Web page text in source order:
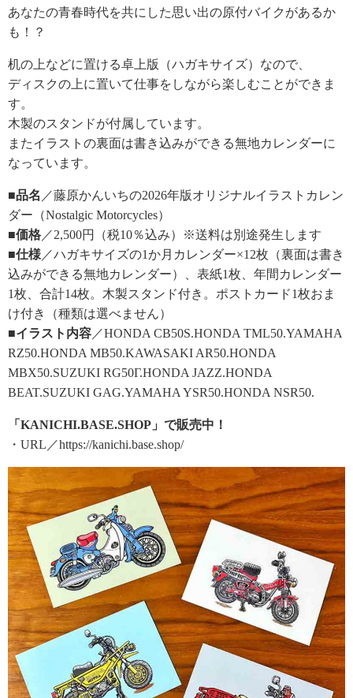
あなたの青春時代を共にした思い出の原付バイクがあるか
も！？
机の上などに置ける卓上版（ハガキサイズ）なので、
ディスクの上に置いて仕事をしながら楽しむことができま
す。
木製のスタンドが付属しています。
またイラストの裏面は書き込みができる無地カレンダーに
なっています。
■品名 ／藤原かんいちの2026年版オリジナルイラストカレン
ダー（Nostalgic Motorcycles）
■価格 ／2,500円（税10％込み）※送料は別途発生します
■仕様 ／ハガキサイズの1か月カレンダー×12枚（裏面は書き
込みができる無地カレンダー）、表紙1枚、年間カレンダー
1枚、合計14枚。木製スタンド付き。ポストカード1枚おま
け付き（種類は選べません）
■イラスト内容 ／HONDA CB50S.HONDA TML50.YAMAHA
RZ50.HONDA MB50.KAWASAKI AR50.HONDA
MBX50.SUZUKI RG50Γ.HONDA JAZZ.HONDA
BEAT.SUZUKI GAG.YAMAHA YSR50.HONDA NSR50.
「KANICHI.BASE.SHOP」で販売中！
・URL／https://kanichi.base.shop/